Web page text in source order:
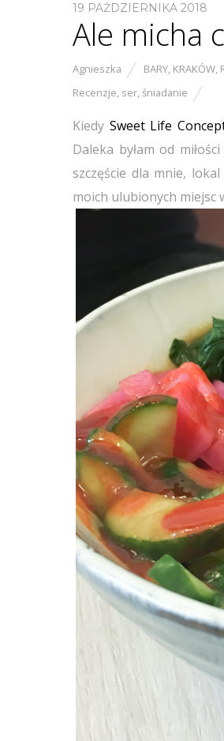
19 PAŹDZIERNIKA 2018
Ale micha
Agnieszka BARY, KRAKÓW,
Recenzje, ser,śniadanie
Kiedy Sweet Life
Daleka byłam od
szczęście dla mnie,
moich ulubionych miejsc